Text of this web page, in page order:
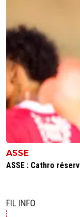
ASSE
ASSE : Cathro
FIL INFO